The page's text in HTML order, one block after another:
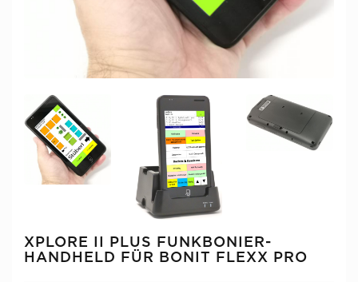
XPLORE II PLUS FUNKBONIER-
HANDHELD FÜR BONIT FLEXX PRO